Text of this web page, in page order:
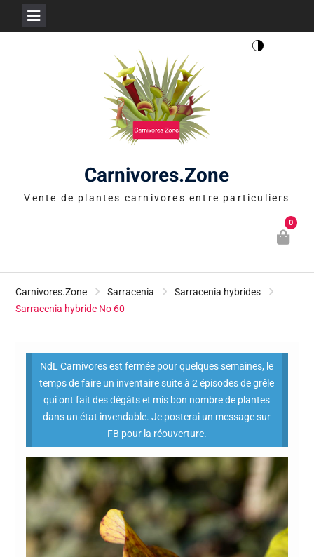
Carnivores.Zone
Vente de plantes carnivores entre particuliers
0
Carnivores.Zone Sarracenia
Sarracenia hybrides
Sarracenia hybride No 60
NdL Carnivores est fermée pour quelques semaines, le
temps de faire un inventaire suite à 2 épisodes de grêle
qui ont fait des dégâts et mis bon nombre de plantes
dans un état invendable. Je posterai un message sur
FB pour la réouverture.